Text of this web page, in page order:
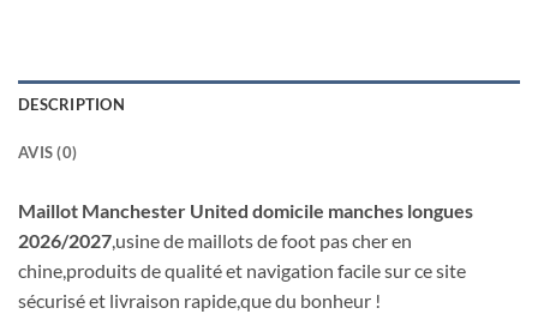
DESCRIPTION
AVIS (0)
Maillot Manchester United domicile manches longues
2026/2027,usine de maillots de foot pas cher en
chine,produits de qualité et navigation facile sur ce site
sécurisé et livraison rapide,que du bonheur !